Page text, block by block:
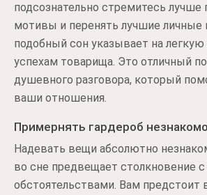
подсознательно стремитесь лучше
мотивы и перенять лучшие личные
подобный сон указывает на легкую
успехам товарища. Это отличный
душевного разговора, который
ваши отношения.
Примернять гардероб
Надевать вещи абсолютно
во сне предвещает столкновение
обстоятельствами. Вам предстоит